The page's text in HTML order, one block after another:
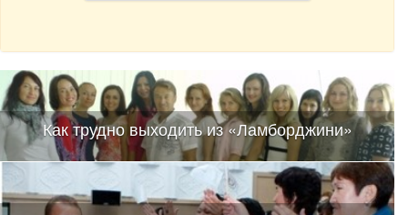
Как трудно выходить из «Ламборджини»